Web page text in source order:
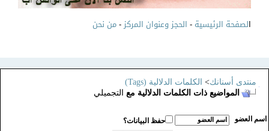
لصفحة الرئيسية-الحجز وعنوان المركز-من نحن
منتدى أسنانك>الكلمات الدلالية (Tags)
المواضيع ذات الكلمات الدلالية مع التجميلي
اسم العضو
حفظ البيانات؟